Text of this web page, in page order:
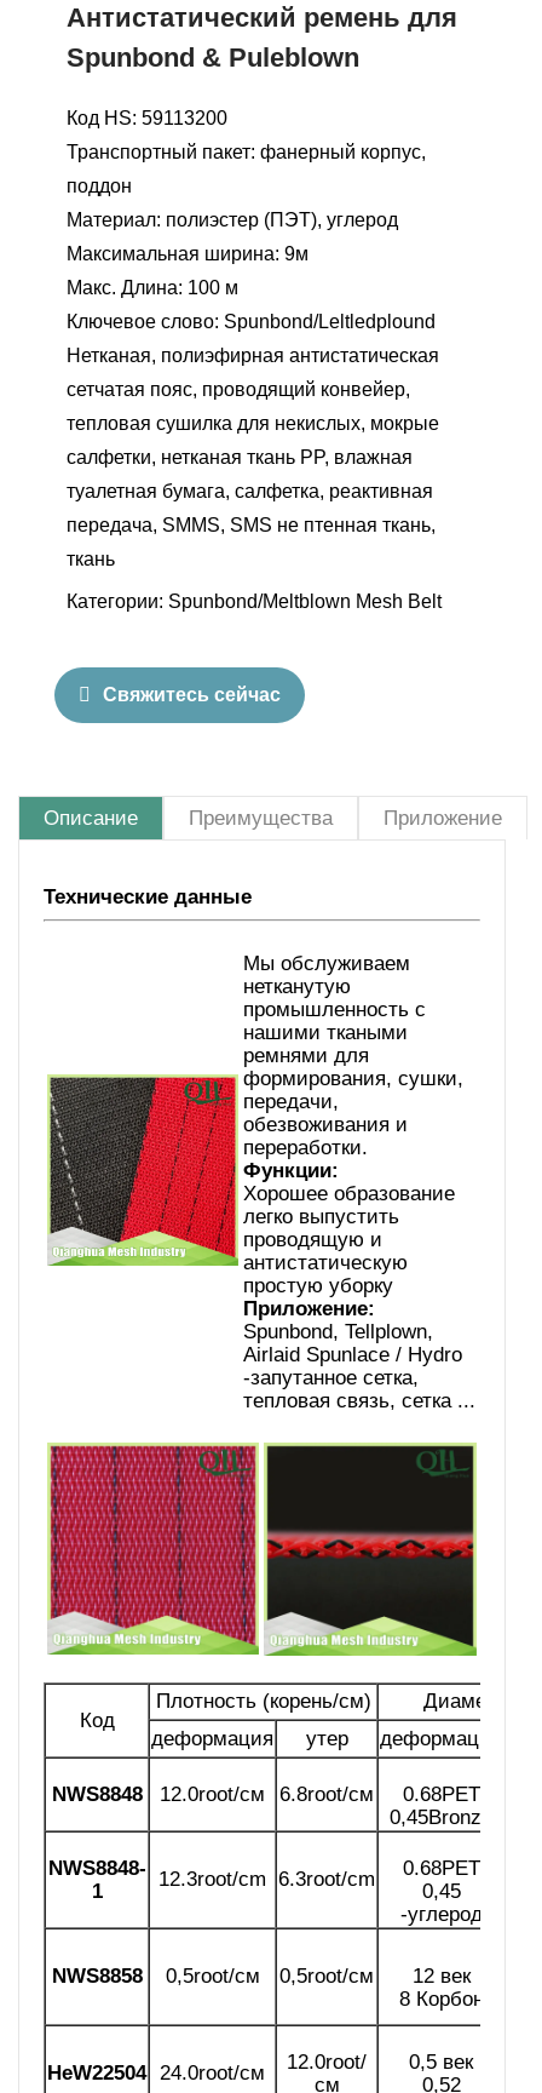
Антистатический ремень для
Spunbond & Puleblown
Код HS: 59113200
Транспортный пакет: фанерный корпус,
поддон
Материал: полиэстер (ПЭТ), углерод
Максимальная ширина: 9м
Макс. Длина: 100 м
Ключевое слово: Spunbond/Leltledplound
Нетканая, полиэфирная антистатическая
сетчатая пояс, проводящий конвейер,
тепловая сушилка для некислых, мокрые
салфетки, нетканая ткань PP, влажная
туалетная бумага, салфетка, реактивная
передача, SMMS, SMS не птенная ткань,
ткань
Категории: Spunbond/Meltblown Mesh Belt
Свяжитесь сейчас
Описание Преимущества Приложение
Технические данные
Мы обслуживаем
нетканутую
промышленность с
нашими ткаными
ремнями для
формирования, сушки,
передачи,
обезвоживания и
переработки.
Функции:
Хорошее образование
легко выпустить
проводящую и
антистатическую
простую уборку
Приложение:
Spunbond, Tellplown,
Airlaid Spunlace / Hydro
-запутанное сетка,
тепловая связь, сетка ...
Код
Плотность (корень/см)
Диаметр/мм
деформация
утер деформация
NWS8848 12.0root/см 6.8root/см
0.68PET
0,45Bronze
NWS8848-
1
12.3root/cm 6.3root/cm
0.68PET
0,45
-углерод
NWS8858 0,5root/см 0,5root/см
12 век
8 Корбон
НеW22504 24.0root/см
12.0root/
см
0,5 век
0,52